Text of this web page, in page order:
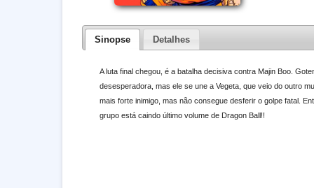
Sinopse Detalhes
A luta final chegou, é a batalha decisiva contra Majin Boo.
desesperadora, mas ele se une a Vegeta, que veio do outro
mais forte inimigo, mas não consegue desferir o golpe fatal.
grupo está caindo último volume de Dragon Ball!!